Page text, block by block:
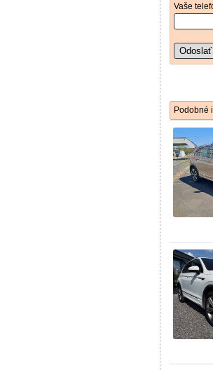
Vaše
Odoslať
Podobné